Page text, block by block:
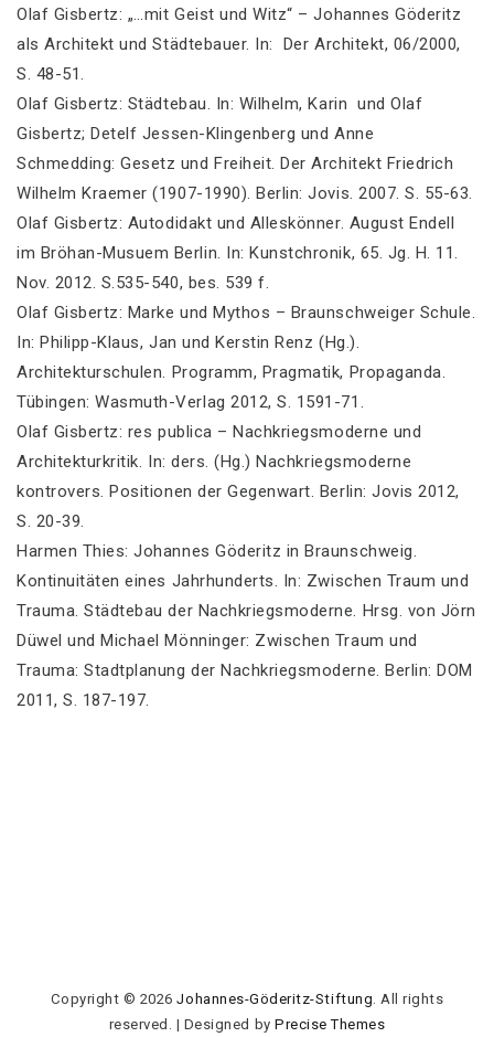
Olaf Gisbertz: „…mit Geist und Witz“ – Johannes Göderitz
als Architekt und Städtebauer. In: Der Architekt, 06/2000,
S. 48-51.
Olaf Gisbertz: Städtebau. In: Wilhelm, Karin und Olaf
Gisbertz; Detelf Jessen-Klingenberg und Anne
Schmedding: Gesetz und Freiheit. Der Architekt Friedrich
Wilhelm Kraemer (1907-1990). Berlin: Jovis. 2007. S. 55-63.
Olaf Gisbertz: Autodidakt und Alleskönner. August Endell
im Bröhan-Musuem Berlin. In: Kunstchronik, 65. Jg. H. 11.
Nov. 2012. S.535-540, bes. 539 f.
Olaf Gisbertz: Marke und Mythos – Braunschweiger Schule.
In: Philipp-Klaus, Jan und Kerstin Renz (Hg.).
Architekturschulen. Programm, Pragmatik, Propaganda.
Tübingen: Wasmuth-Verlag 2012, S. 1591-71.
Olaf Gisbertz: res publica – Nachkriegsmoderne und
Architekturkritik. In: ders. (Hg.) Nachkriegsmoderne
kontrovers. Positionen der Gegenwart. Berlin: Jovis 2012,
S. 20-39.
Harmen Thies: Johannes Göderitz in Braunschweig.
Kontinuitäten eines Jahrhunderts. In: Zwischen Traum und
Trauma. Städtebau der Nachkriegsmoderne. Hrsg. von Jörn
Düwel und Michael Mönninger: Zwischen Traum und
Trauma: Stadtplanung der Nachkriegsmoderne. Berlin: DOM
2011, S. 187-197.
Copyright © 2026Johannes-Göderitz-Stiftung . All rights
reserved. | Designed byPrecise Themes